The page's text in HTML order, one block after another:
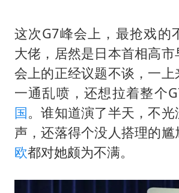
段绚竞因公
这次G7峰会上，最抢戏的
大佬，居然是日本首相高市
会上的正经议题不谈，一上
一通乱喷，还想拉着整个
国。谁知道演了半天，不
声，还落得个没人搭理的尴
欧都对她颇为不满。